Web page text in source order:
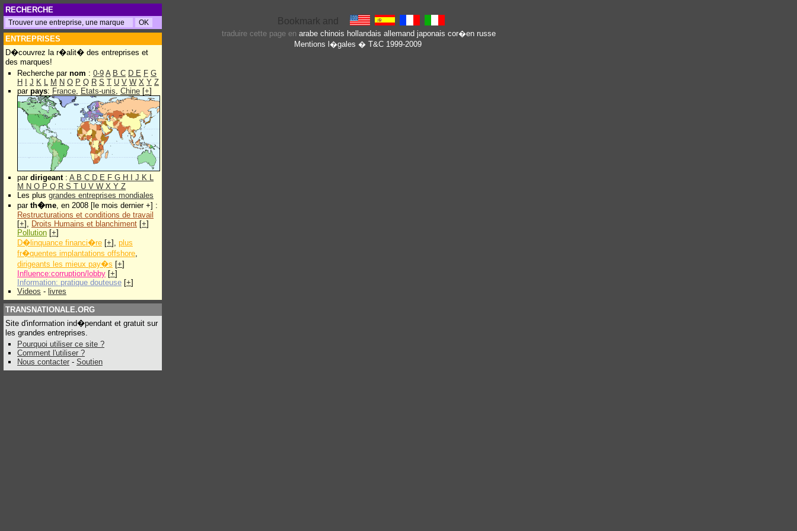
RECHERCHE
ENTREPRISES
D�couvrez la r�alit� des entreprises et
des marques!
Recherche par nom : 0-9 A B C D E F G
H
J K L M N O P Q R S T U V W X Y Z
par pays: France, Etats-unis, Chine [+]
par dirigeant: A B C D E F G H J K L
M N O P Q R S T U V W X Y Z
Les plus grandes entreprises mondiales
par th�me, en 2008 [le mois dernier +] :
Restructurations et conditions de travail
[+], Droits Humains et blanchiment [+]
Pollution [+]
D�linquance financi�re [+], plus
fr�quentes implantations offshore,
dirigeants les mieux pay�s [+]
Influence:corruption/lobby [+]
Information: pratique douteuse [+]
Videos - livres
TRANSNATIONALE.ORG
Site d'information ind�pendant et gratuit sur
les grandes entreprises.
Pourquoi utiliser ce site ?
Comment l'utiliser ?
Nous contacter - Soutien
traduire cette page en arabe chinois hollandais allemand japonais cor�en russe
Mentions l�gales � T&C 1999-2009